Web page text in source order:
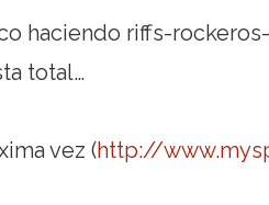
haciendo riffs-
total…
vez (http://